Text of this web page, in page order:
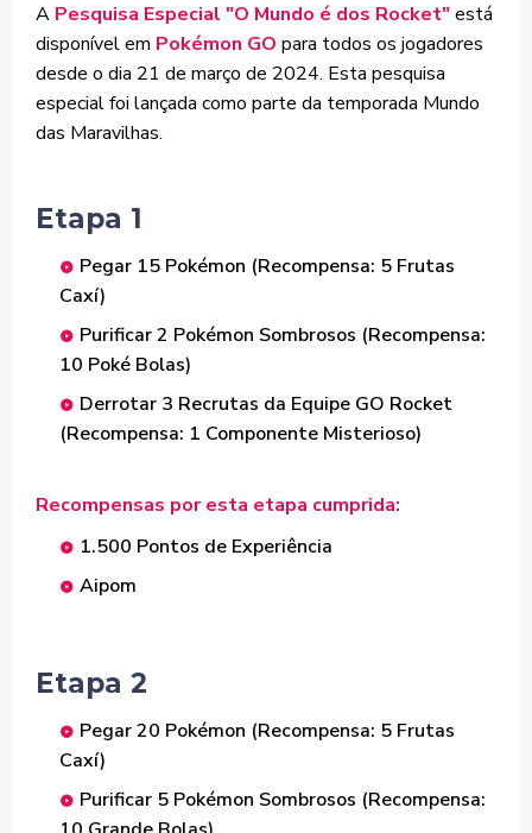
A Pesquisa Especial "O Mundo é dos Rocket"está
disponível em Pokémon GO para todos os jogadores
desde o dia 21 de março de 2024. Esta pesquisa
especial foi lançada como parte da temporada Mundo
das Maravilhas.
Etapa 1
Pegar 15 Pokémon (Recompensa: 5 Frutas
Caxí)
Purificar 2 Pokémon Sombrosos (Recompensa:
10 Poké Bolas)
Derrotar 3 Recrutas da Equipe GO Rocket
(Recompensa: 1 Componente Misterioso)
Recompensas por esta etapa cumprida:
1.500 Pontos de Experiência
Aipom
Etapa 2
Pegar 20 Pokémon (Recompensa: 5 Frutas
Caxí)
Purificar 5 Pokémon Sombrosos (Recompensa: